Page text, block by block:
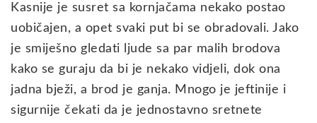
Kasnije je susret sa kornjačama nekako postao
uobičajen, a opet svaki put bi se obradovali. Jako
je smiješno gledati ljude sa par malih brodova
kako se guraju da bi je nekako vidjeli, dok ona
jadna bježi, a brod je ganja. Mnogo je jeftinije i
sigurnije čekati da je jednostavno sretnete